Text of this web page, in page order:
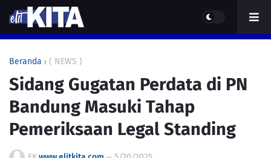
Beranda ( NEWS )
Sidang Gugatan Perdata di PN
Bandung Masuki Tahap
Pemeriksaan Legal Standing